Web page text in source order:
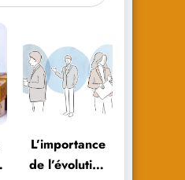
L’importance
de l’évolution